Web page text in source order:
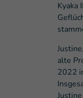
Kyaka
alte
2022